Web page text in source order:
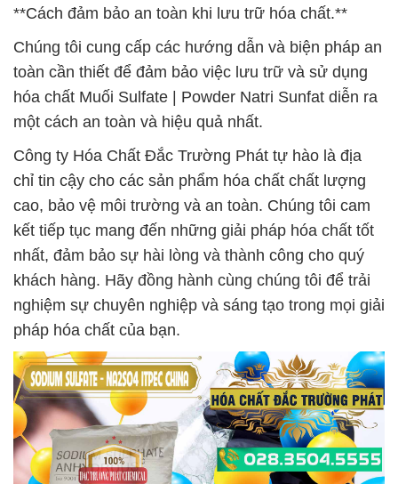
**Cách đảm bảo an toàn khi lưu trữ hóa chất.**
Chúng tôi cung cấp các hướng dẫn và biện pháp an
toàn cần thiết để đảm bảo việc lưu trữ và sử dụng
hóa chất Muối Sulfate | Powder Natri Sunfat diễn ra
một cách an toàn và hiệu quả nhất.
Công ty Hóa Chất Đắc Trường Phát tự hào là địa
chỉ tin cậy cho các sản phẩm hóa chất chất lượng
cao, bảo vệ môi trường và an toàn. Chúng tôi cam
kết tiếp tục mang đến những giải pháp hóa chất tốt
nhất, đảm bảo sự hài lòng và thành công cho quý
khách hàng. Hãy đồng hành cùng chúng tôi để trải
nghiệm sự chuyên nghiệp và sáng tạo trong mọi giải
pháp hóa chất của bạn.